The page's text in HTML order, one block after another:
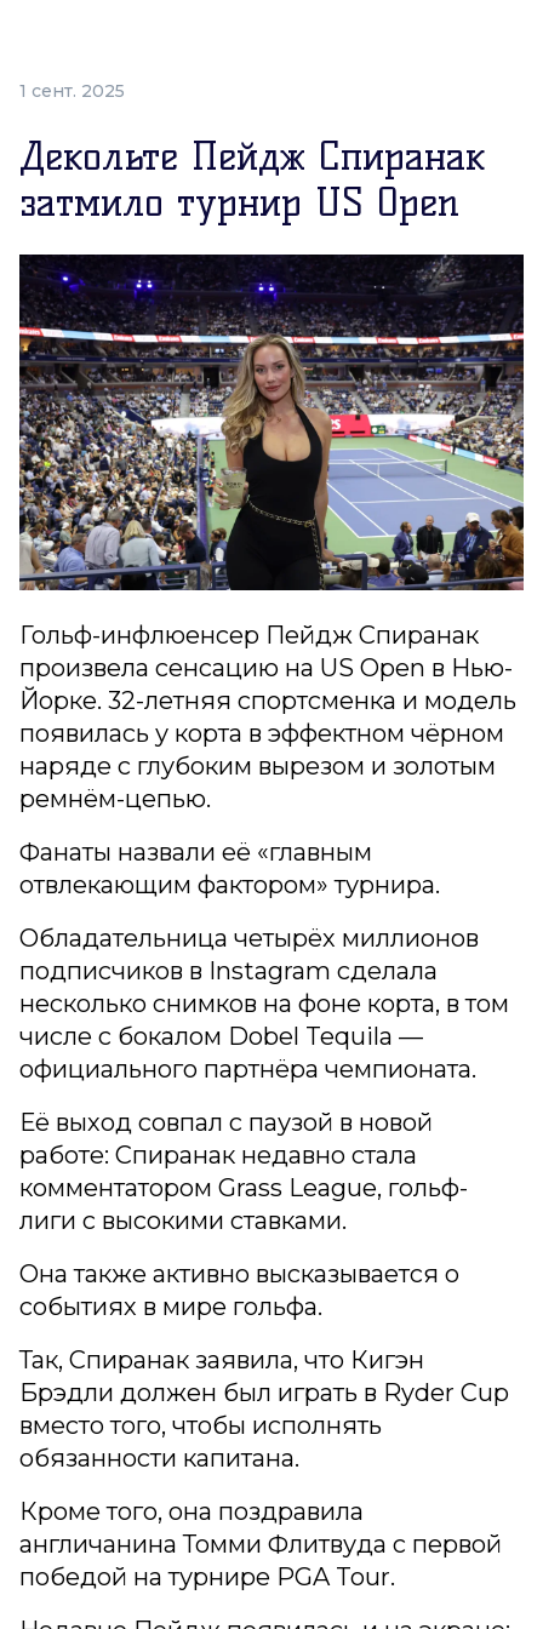
1 сент. 2025
Декольте Пейдж Спиранак
затмило турнир US Open
Гольф-инфлюенсер Пейдж Спиранак
произвела сенсацию на US Open в Нью-
Йорке. 32-летняя спортсменка и модель
появилась у корта в эффектном чёрном
наряде с глубоким вырезом и золотым
ремнём-цепью.
Фанаты назвали её «главным
отвлекающим фактором» турнира.
Обладательница четырёх миллионов
подписчиков в Instagram сделала
несколько снимков на фоне корта, в том
числе с бокалом Dobel Tequila —
официального партнёра чемпионата.
Её выход совпал с паузой в новой
работе: Спиранак недавно стала
комментатором Grass League, гольф-
лиги с высокими ставками.
Она также активно высказывается о
событиях в мире гольфа.
Так, Спиранак заявила, что Кигэн
Брэдли должен был играть в Ryder Cup
вместо того, чтобы исполнять
обязанности капитана.
Кроме того, она поздравила
англичанина Томми Флитвуда с первой
победой на турнире PGA Tour.